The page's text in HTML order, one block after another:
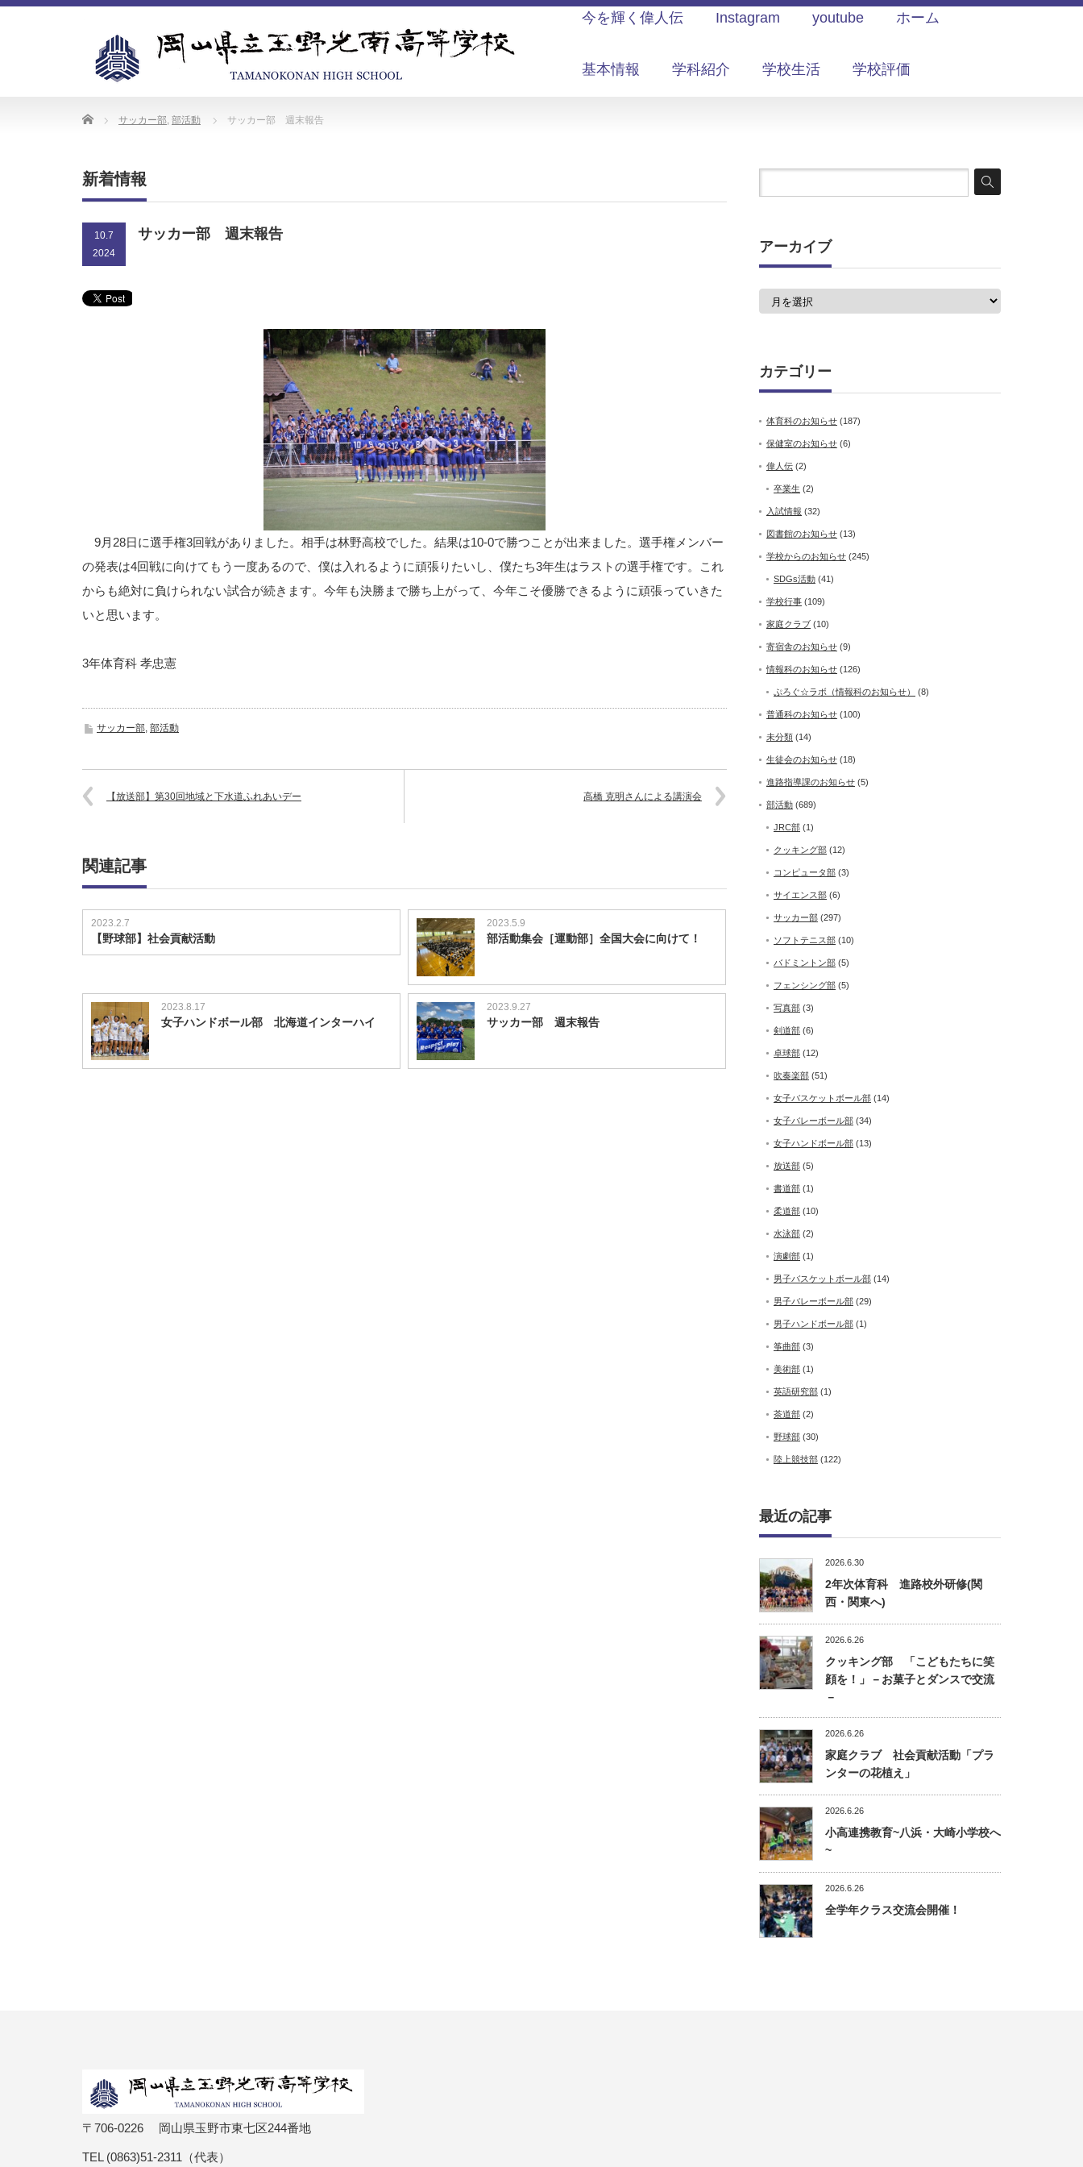
今を輝く偉人伝 Instagram youtube ホーム
基本情報 学科紹介 学校生活 学校評価
Home サッカー部, 部活動 サッカー部 週末報告
新着情報
10.7
2024
サッカー部 週末報告
9月28日に選手権3回戦がありました。相手は林野高校でした。結果は10-0で勝つことが出来ました。選手権メンバー
の発表は4回戦に向けてもう一度あるので、僕は入れるように頑張りたいし、僕たち3年生はラストの選手権です。これ
からも絶対に負けられない試合が続きます。今年も決勝まで勝ち上がって、今年こそ優勝できるように頑張っていきた
いと思います。
3年体育科 孝忠憲
サッカー部, 部活動
【放送部】第30回地域と下水道ふれあいデー 高橋 克明さんによる講演会
関連記事
2023.2.7
【野球部】社会貢献活動
2023.5.9
部活動集会［運動部］全国大会に向けて！
2023.8.17
女子ハンドボール部 北海道インターハイ
2023.9.27
サッカー部 週末報告
アーカイブ
ア
カテゴリー
体育科のお知らせ (187)
保健室のお知らせ (6)
偉人伝 (2)
卒業生 (2)
入試情報 (32)
図書館のお知らせ (13)
学校からのお知らせ (245)
SDGs活動 (41)
学校行事 (109)
家庭クラブ (10)
寄宿舎のお知らせ (9)
情報科のお知らせ (126)
ぷろぐ☆ラボ（情報科のお知らせ） (8)
普通科のお知らせ (100)
未分類 (14)
生徒会のお知らせ (18)
進路指導課のお知らせ (5)
部活動 (689)
JRC部 (1)
クッキング部 (12)
コンピュータ部 (3)
サイエンス部 (6)
サッカー部 (297)
ソフトテニス部 (10)
バドミントン部 (5)
フェンシング部 (5)
写真部 (3)
剣道部 (6)
卓球部 (12)
吹奏楽部 (51)
女子バスケットボール部 (14)
女子バレーボール部 (34)
女子ハンドボール部 (13)
放送部 (5)
書道部 (1)
柔道部 (10)
水泳部 (2)
演劇部 (1)
男子バスケットボール部 (14)
男子バレーボール部 (29)
男子ハンドボール部 (1)
筝曲部 (3)
美術部 (1)
英語研究部 (1)
茶道部 (2)
野球部 (30)
陸上競技部 (122)
最近の記事
2026.6.30
2年次体育科 進路校外研修(関
西・関東へ)
2026.6.26
クッキング部 「こどもたちに笑
顔を！」－お菓子とダンスで交流
－
2026.6.26
家庭クラブ 社会貢献活動「プラ
ンターの花植え」
2026.6.26
小高連携教育~八浜・大崎小学校へ
~
2026.6.26
全学年クラス交流会開催！
〒706-0226 岡山県玉野市東七区244番地
TEL (0863)51-2311（代表）